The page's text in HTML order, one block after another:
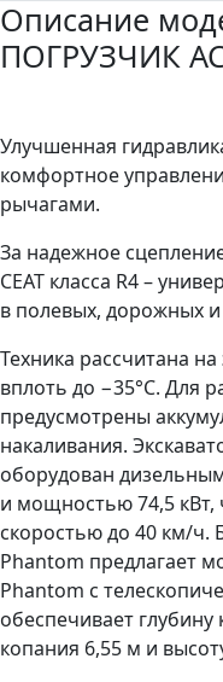
Описание
ПОГРУЗЧИК
Улучшенная
комфортное
рычагами.
За надежное
CEAT класса R4 –
в полевых, дорожных
Техника рассчитана
вплоть до −35°С. Для
предусмотрены
накаливания.
оборудован
и мощностью 74,5 кВт,
скоростью до 40 км/ч.
Phantom предлагает
Phantom c
обеспечивает
копания 6,55 м и